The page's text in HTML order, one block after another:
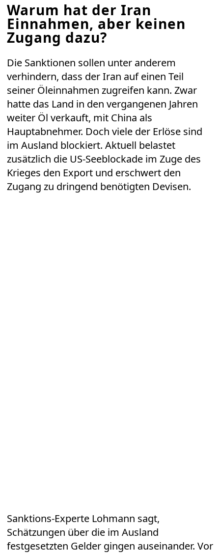
Warum hat der Iran
Einnahmen, aber keinen
Zugang dazu?
Die Sanktionen sollen unter anderem
verhindern, dass der Iran auf einen Teil
seiner Öleinnahmen zugreifen kann. Zwar
hatte das Land in den vergangenen Jahren
weiter Öl verkauft, mit China als
Hauptabnehmer. Doch viele der Erlöse sind
im Ausland blockiert. Aktuell belastet
zusätzlich die US-Seeblockade im Zuge des
Krieges den Export und erschwert den
Zugang zu dringend benötigten Devisen.
Sanktions-Experte Lohmann sagt,
Schätzungen über die im Ausland
festgesetzten Gelder gingen auseinander. Vor